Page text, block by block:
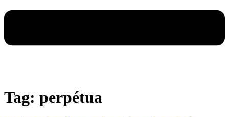
Tag: perpétua